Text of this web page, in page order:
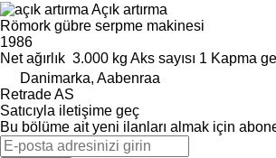
Açık artırma
Römork gübre serpme makinesi
1986
Net ağırlık 3.000 kg Aks sayısı 1 Kapma
Danimarka, Aabenraa
Retrade AS
Satıcıyla iletişime geç
Bu bölüme ait yeni ilanları almak için